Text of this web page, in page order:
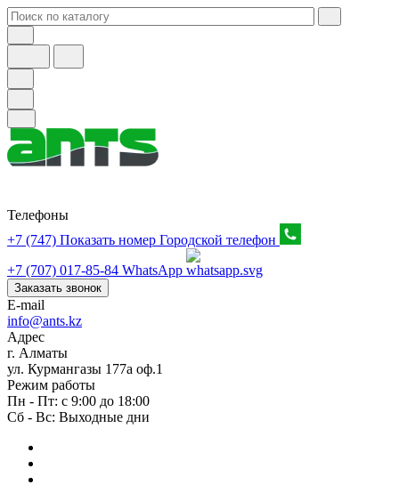
Телефоны
+7 (747) Показать номер Городской телефон
+7 (707) 017-85-84 WhatsApp
Заказать звонок
E-mail
info@ants.kz
Адрес
г. Алматы
ул. Курмангазы 177а оф.1
Режим работы
Пн - Пт: с 9:00 до 18:00
Сб - Вс: Выходные дни